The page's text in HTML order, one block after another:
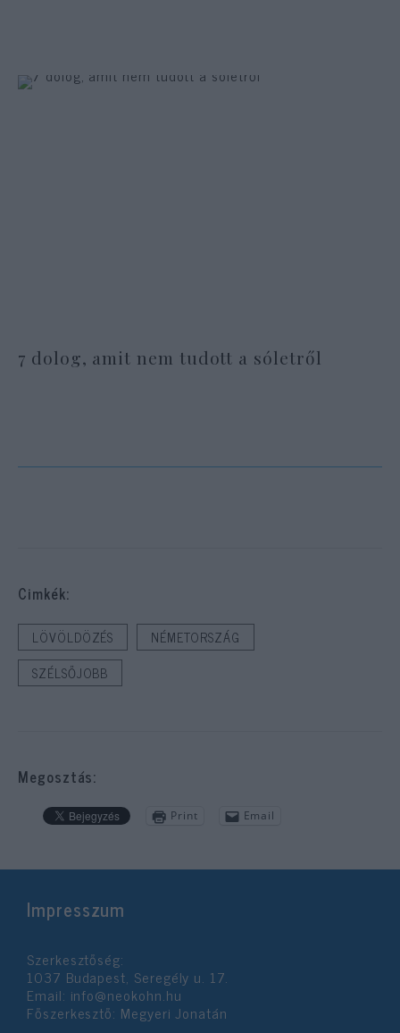
7 dolog, amit nem tudott a sóletről
Cimkék:
LÖVÖLDÖZÉS
NÉMETORSZÁG
SZÉLSŐJOBB
Megosztás:
Print Email
Impresszum
Szerkesztőség:
1037 Budapest, Seregély u. 17.
Email: info@neokohn.hu
Főszerkesztő: Megyeri Jonatán